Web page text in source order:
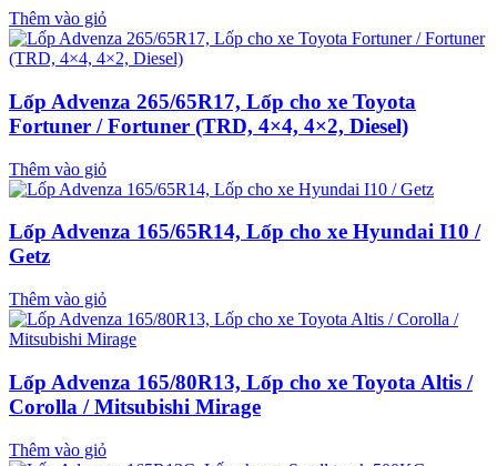
Thêm vào giỏ
Lốp Advenza 265/65R17, Lốp cho xe Toyota
Fortuner / Fortuner (TRD, 4×4, 4×2, Diesel)
Thêm vào giỏ
Lốp Advenza 165/65R14, Lốp cho xe Hyundai I10 /
Getz
Thêm vào giỏ
Lốp Advenza 165/80R13, Lốp cho xe Toyota Altis /
Corolla / Mitsubishi Mirage
Thêm vào giỏ